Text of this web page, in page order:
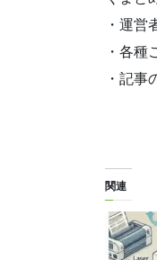
・運営
・各種
・記事
関連